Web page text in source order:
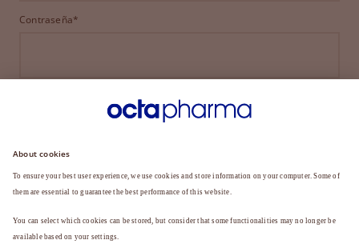
Contraseña*
INICIAR SESIÓN
¿HA OLVIDADO SU CONTRASEÑA?
¿Aún no es miembro?